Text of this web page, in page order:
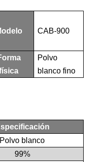
CAB-900
Polvo
blanco fino
Polvo blanco
99%